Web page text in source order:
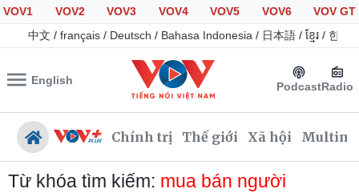
VOV1 VOV2 VOV3 VOV4 VOV5 VOV6
VOV GT
中文 / français / Deutsch / Bahasa Indonesia / 日本語 / ខ្មែរ / 한국
English PodcastRadio
Chính trị Thế giới Xã hội
Từ khóa tìm kiếm: mua bán người